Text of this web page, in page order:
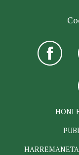
HONI